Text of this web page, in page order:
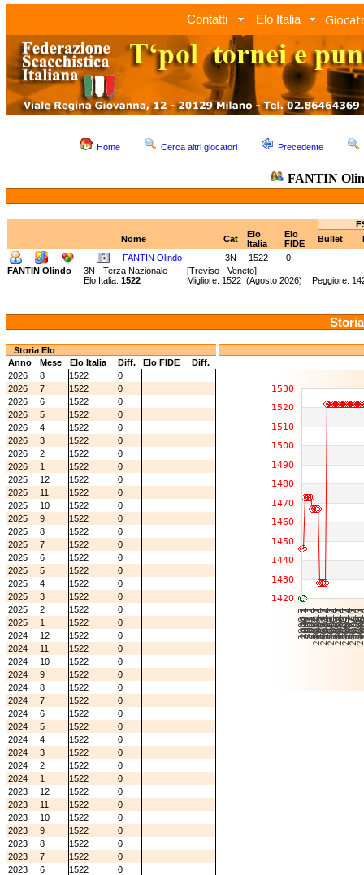
Contatti Elo Italia
Home Cerca altri giocatori Precedente
FANTIN
Nome
Cat
Elo
Italia
Elo
FIDE
Bullet
FANTIN Olindo
3N 1522 0
-
FANTIN Olindo
3N - Terza Nazionale [Treviso - Veneto]
Elo Italia: 1522 Migliore: 1522 (Agosto 2026) Peggiore:
Storia Elo
Anno
Mese Elo Italia Diff. Elo FIDE
Diff.
2026
8 1522
0
2026
7 1522
0
2026
6 1522
0
2026
5 1522
0
2026
4 1522
0
2026
3 1522
0
2026
2 1522
0
2026
1 1522
0
2025
12 1522
0
2025
11 1522
0
2025
10 1522
0
2025
9 1522
0
2025
8 1522
0
2025
7 1522
0
2025
6 1522
0
2025
5 1522
0
2025
4 1522
0
2025
3 1522
0
2025
2 1522
0
2025
1 1522
0
2024
12 1522
0
2024
11 1522
0
2024
10 1522
0
2024
9 1522
0
2024
8 1522
0
2024
7 1522
0
2024
6 1522
0
2024
5 1522
0
2024
4 1522
0
2024
3 1522
0
2024
2 1522
0
2024
1 1522
0
2023
12 1522
0
2023
11 1522
0
2023
10 1522
0
2023
9 1522
0
2023
8 1522
0
2023
7 1522
0
2023
6 1522
0